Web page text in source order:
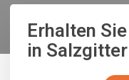
Erhalten
in